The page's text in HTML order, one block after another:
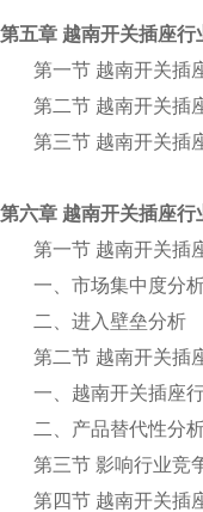
第五章 越南开关插座行
第一节 越南开关插
第二节 越南开关插
第三节 越南开关插
第六章 越南开关插座行
第一节 越南开关插
一、市场集中度分
二、进入壁垒分析
第二节 越南开关插
一、越南开关插座
二、产品替代性分
第三节 影响行业竞
第四节 越南开关插